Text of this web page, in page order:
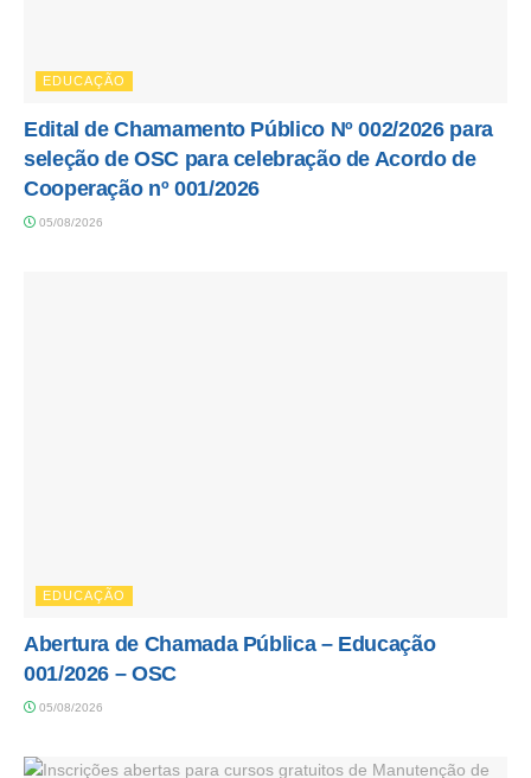
EDUCAÇÃO
Edital de Chamamento Público Nº 002/2026 para
seleção de OSC para celebração de Acordo de
Cooperação nº 001/2026
05/08/2026
EDUCAÇÃO
Abertura de Chamada Pública – Educação
001/2026 – OSC
05/08/2026